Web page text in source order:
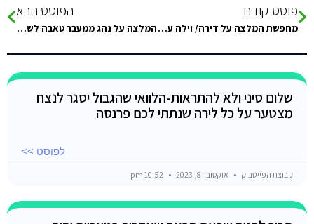
פוסט קודם
מחפשת המלצה על דירה/ וילה עם מטבח, צמוד לים עם חוף טוב , נוח ויפה.
הפוסט הבא
המלצה על נהג ממעבר טאבה לשארם.ומה המחיר תודה לעונים
שלום סיני ולא להתראות-הלוואי שהגבול יסגר לנצח
מצטער על כל לירה שנתתי לכם פרנסה
לפוסט >>
קבוצת הפייסבוק אוקטובר 8, 2023